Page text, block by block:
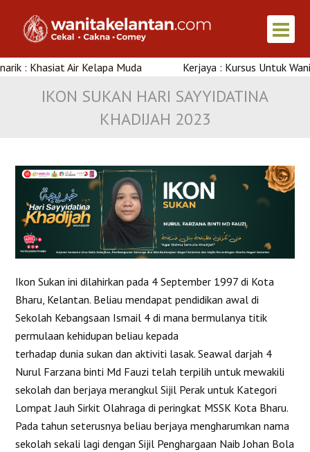
Air Kelapa Muda Kerjaya : Kursus Untuk Wanita Di
IKON SUKAN HARI SAYYIDATINA
KHADIJAH 2023
Ikon Sukan ini dilahirkan pada 4 September 1997 di Kota
Bharu, Kelantan. Beliau mendapat pendidikan awal di
Sekolah Kebangsaan Ismail 4 di mana bermulanya titik
permulaan kehidupan beliau kepada
terhadap dunia sukan dan aktiviti lasak. Seawal darjah 4
Nurul Farzana binti Md Fauzi telah terpilih untuk mewakili
sekolah dan berjaya merangkul Sijil Perak untuk Kategori
Lompat Jauh Sirkit Olahraga di peringkat MSSK Kota Bharu.
Pada tahun seterusnya beliau berjaya mengharumkan nama
sekolah sekali lagi dengan Sijil Penghargaan Naib Johan Bola